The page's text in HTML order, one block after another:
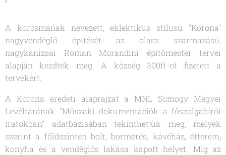
A korcsmának nevezett, eklektikus stílusú "Korona"
nagyvendéglő építését az olasz származású,
nagykanizsai Roman Morandini építőmester tervei
alapján kezdték meg. A község 300ft-ot fizetett a
tervekért.
A Korona eredeti alaprajzát a MNL Somogy Megyei
Levéltárának "Műszaki dokumentációk a főszolgabírói
iratokban" adatbázisában tekinthetjük meg, melyek
szerint a földszinten bolt, bormérés, kávéház, étterem,
konyha és a vendéglős lakása kapott helyet. Míg az